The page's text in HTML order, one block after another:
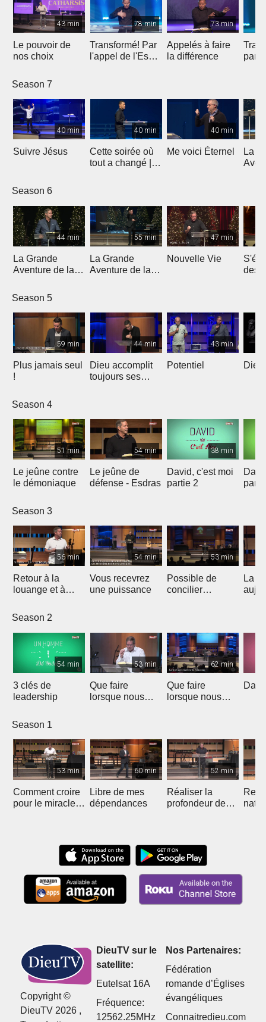
43 min
Le pouvoir de
nos choix
78 min
Transformé! Par
l'appel de l'Esprit
73 min
Appelés à faire
la différence
Season 7
40 min
Suivre Jésus
40 min
Cette soirée où
tout a changé |
40 min
Me voici Éternel
La
Season 6
44 min
La Grande
Aventure de la
4
55 min
La Grande
Aventure de la
47 min
Nouvelle Vie
Season 5
59 min
Plus jamais seul
!
44 min
Dieu accomplit
toujours ses
43 min
Potentiel Dieu
Season 4
51 min
Le jeûne contre
le démoniaque
54 min
Le jeûne de
défense - Esdras
38 min
David, c'est moi
partie 2
Season 3
56 min
Retour à la
louange et à
ouvrent les
portes des
prison
54 min
Vous recevrez
une puissance
53 min
Possible de
concilier
La
Season 2
54 min
3 clés de
leadership
53 min
Que faire
lorsque nous
62 min
Que faire
lorsque nous
Season 1
53 min
Comment croire
pour le miracle
60 min
Libre de mes
dépendances
52 min
Réaliser la
profondeur de
Copyright ©
DieuTV 2026 ,
DieuTV sur le
satellite:
Eutelsat 16A
Fréquence:
12562.25MHz
Nos Partenaires:
Fédération
romande d’Églises
évangéliques
Connaitredieu.com